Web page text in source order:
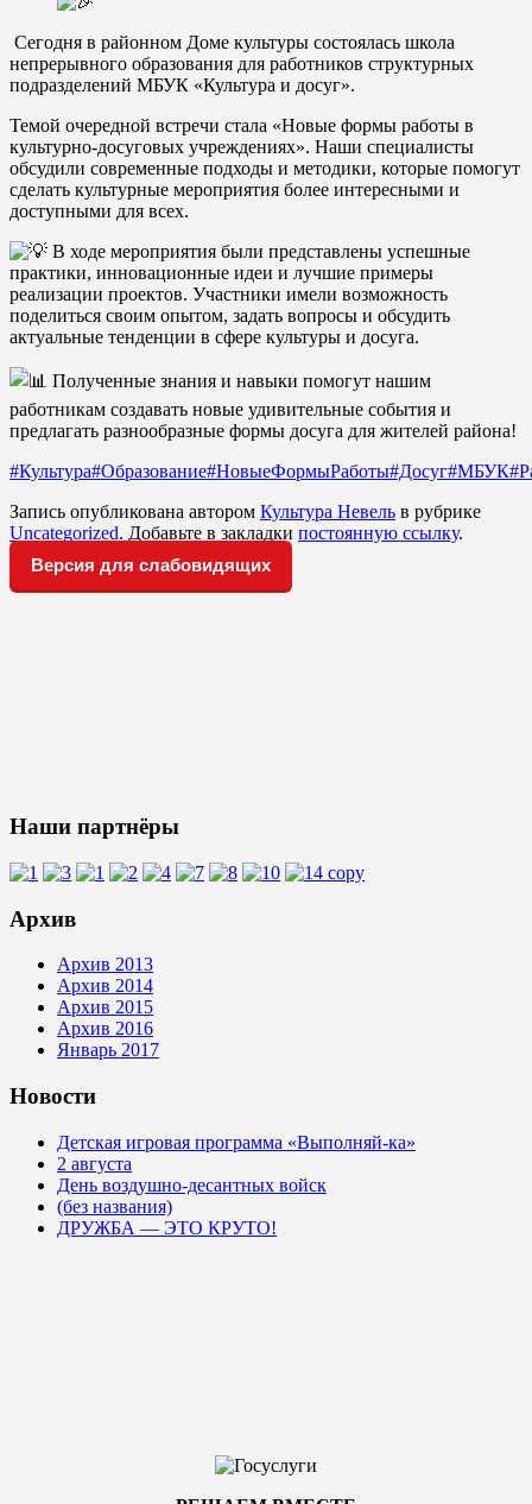
Сегодня в районном Доме культуры состоялась школа
непрерывного образования для работников структурных
подразделений МБУК «Культура и досуг».
Темой очередной встречи стала «Новые формы работы в
культурно-досуговых учреждениях». Наши специалисты
обсудили современные подходы и методики, которые помогут
сделать культурные мероприятия более интересными и
доступными для всех.
В ходе мероприятия были представлены успешные
практики, инновационные идеи и лучшие примеры
реализации проектов. Участники имели возможность
поделиться своим опытом, задать вопросы и обсудить
актуальные тенденции в сфере культуры и досуга.
Полученные знания и навыки помогут нашим
работникам создавать новые удивительные события и
предлагать разнообразные формы досуга для жителей района!
#Культура#Образование#НовыеФормыРаботы#Досуг#МБУК
Запись опубликована автором Культура Невель в рубрике
Uncategorized. Добавьте в закладки постоянную ссылку.
Версия для слабовидящих
Наши партнёры
Архив
Архив 2013
Архив 2014
Архив 2015
Архив 2016
Январь 2017
Новости
Детская игровая программа «Выполняй-ка»
2 августа
День воздушно-десантных войск
(без названия)
ДРУЖБА — ЭТО КРУТО!